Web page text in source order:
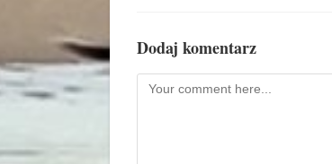
Dodaj komentarz